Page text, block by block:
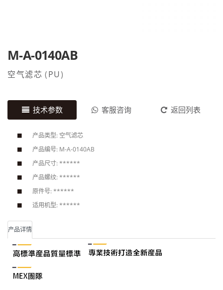
M-A-0140AB
空气滤芯 (PU)
技术参数 客服咨询 返回列表
产品类型: 空气滤芯
产品编号: M-A-0140AB
产品尺寸: ******
产品螺纹: ******
原件号: ******
适用机型: ******
产品详情